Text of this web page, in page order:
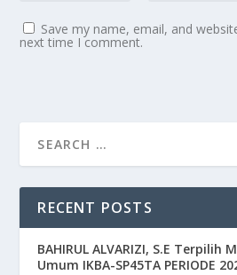
Save my name, email, and
next time I comment.
RECENT POSTS
BAHIRUL ALVARIZI, S.E Terpilih
Umum IKBA-SP45TA PERIODE